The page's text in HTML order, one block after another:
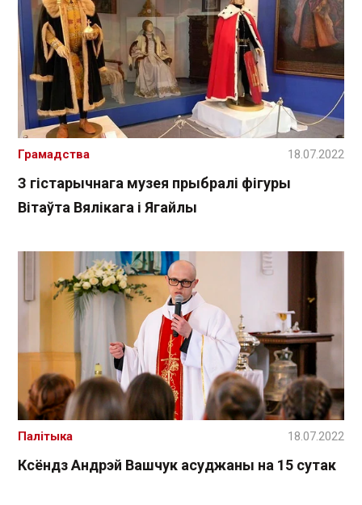
З гістарычнага музея прыбралі фігуры
Вітаўта Вялікага і Ягайлы
Грамадства 18.07.2022
Ксёндз Андрэй Вашчук асуджаны на 15 сутак
Палітыка 18.07.2022